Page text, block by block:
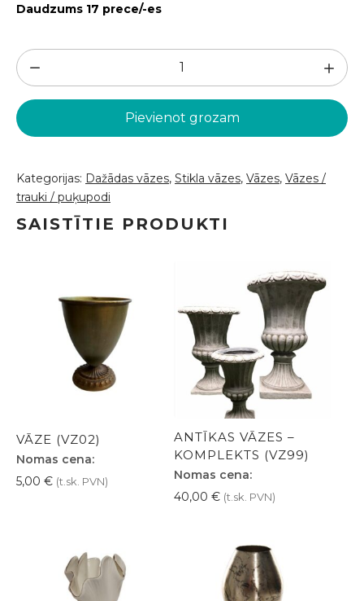
Daudzums 17 prece/-es
Dzeltena
vāze
(VAZ12)
daudzums
Pievienot grozam
Kategorijas: Dažādas vāzes, Stikla vāzes, Vāzes, Vāzes /
trauki / puķupodi
SAISTĪTIE PRODUKTI
VĀZE (VZ02)
Nomas cena:
5,00 € (t.sk. PVN)
ANTĪKAS VĀZES –
KOMPLEKTS (VZ99)
Nomas cena:
40,00 € (t.sk. PVN)